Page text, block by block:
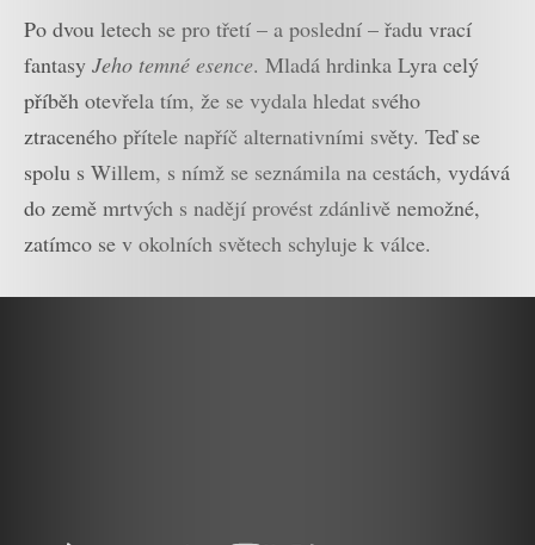
Po dvou letech se pro třetí – a poslední – řadu vrací
fantasy Jeho temné esence. Mladá hrdinka Lyra celý
příběh otevřela tím, že se vydala hledat svého
ztraceného přítele napříč alternativními světy. Teď se
spolu s Willem, s nímž se seznámila na cestách, vydává
do země mrtvých s nadějí provést zdánlivě nemožné,
zatímco se v okolních světech schyluje k válce.